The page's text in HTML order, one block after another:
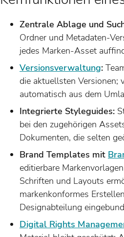
Zentrale Ablage und
Ordner und Metadaten-
jedes Marken-Asset
Versionsverwaltung:
die aktuellsten Versionen;
automatisch aus dem
Integrierte Styleguides:
bei den zugehörigen
Dokumenten, die selten
Brand Templates mit
editierbare
Schriften und Layouts
markenkonformes
Designabteilung
Digital Rights